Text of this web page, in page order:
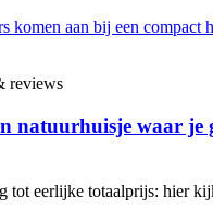
reviews
natuurhuisje waar
tot eerlijke totaalprijs: hier